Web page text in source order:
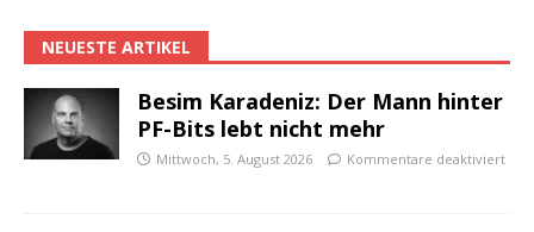
NEUESTE ARTIKEL
Besim Karadeniz: Der Mann hinter
PF-Bits lebt nicht mehr
Mittwoch, 5. August 2026 Kommentare deaktiviert